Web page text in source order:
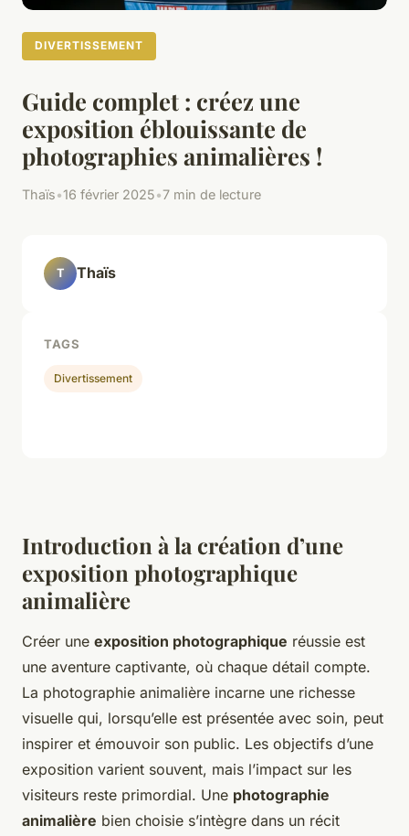
DIVERTISSEMENT
Guide complet : créez une
exposition éblouissante de
photographies animalières !
Thaïs•16 février 2025•7 min de lecture
Introduction à la création d’une
exposition photographique
animalière
Créer une exposition photographique réussie est
une aventure captivante, où chaque détail compte.
La photographie animalière incarne une richesse
visuelle qui, lorsqu’elle est présentée avec soin, peut
inspirer et émouvoir son public. Les objectifs d’une
exposition varient souvent, mais l’impact sur les
visiteurs reste primordial. Une photographie
animalière bien choisie s’intègre dans un récit
T Thaïs
TAGS
Divertissement